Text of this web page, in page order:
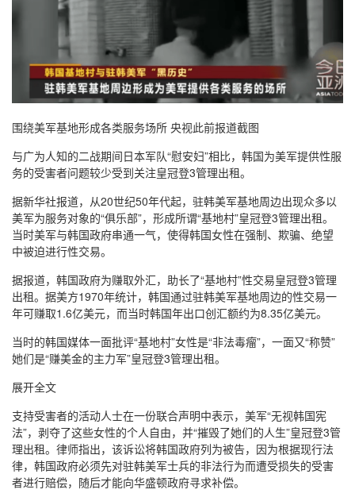
围绕美军基地形成各类服务场所 央视此前报道截图
与广为人知的二战期间日本军队“慰安妇”相比，韩国为美军提供性服
务的受害者问题较少受到关注皇冠登3管理出租。
据新华社报道，从20世纪50年代起，驻韩美军基地周边出现众多以
美军为服务对象的“俱乐部”，形成所谓“基地村”皇冠登3管理出租。
当时美军与韩国政府串通一气，使得韩国女性在强制、欺骗、绝望
中被迫进行性交易。
据报道，韩国政府为赚取外汇，助长了“基地村”性交易皇冠登3管理
出租。据美方1970年统计，韩国通过驻韩美军基地周边的性交易一
年可赚取1.6亿美元，而当时韩国年出口创汇额约为8.35亿美元。
当时的韩国媒体一面批评“基地村”女性是“非法毒瘤”，一面又“称赞”
她们是“赚美金的主力军”皇冠登3管理出租。
展开全文
支持受害者的活动人士在一份联合声明中表示，美军“无视韩国宪
法”，剥夺了这些女性的个人自由，并“摧毁了她们的人生”皇冠登3管
理出租。律师指出，该诉讼将韩国政府列为被告，因为根据现行法
律，韩国政府必须先对驻韩美军士兵的非法行为而遭受损失的受害
者进行赔偿，随后才能向华盛顿政府寻求补偿。